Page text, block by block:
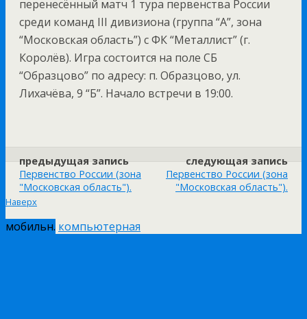
перенесённый матч 1 тура первенства России
среди команд III дивизиона (группа “А”, зона
“Московская область”) с ФК “Металлист” (г.
Королёв). Игра состоится на поле СБ
“Образцово” по адресу: п. Образцово, ул.
Лихачёва, 9 “Б”. Начало встречи в 19:00.
предыдущая запись
Первенство России (зона
"Московская область").
следующая запись
Первенство России (зона
"Московская область").
Наверх
мобильн. компьютерная